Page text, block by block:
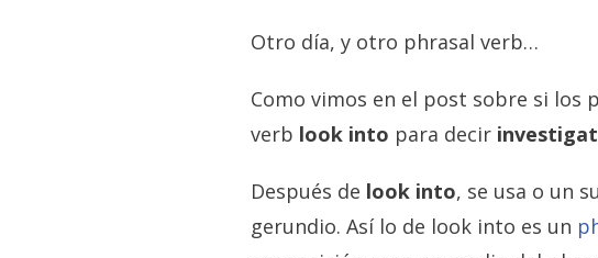
Otro día, y otro phrasal verb…
Como vimos en el post sobre si los
verb look into para decir
Después de look into, se usa o un
gerundio. Así lo de look into es un